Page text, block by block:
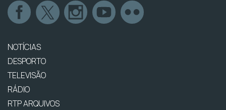
NOTÍCIAS
DESPORTO
TELEVISÃO
RÁDIO
RTP ARQUIVOS